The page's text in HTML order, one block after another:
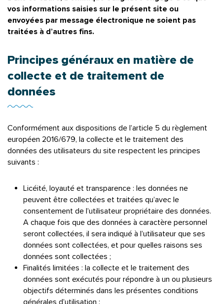
vos informations saisies sur le présent site ou
envoyées par message électronique ne soient pas
traitées à d’autres fins.
Principes généraux en matière de
collecte et de traitement de
données
Conformément aux dispositions de l’article 5 du règlement
européen 2016/679, la collecte et le traitement des
données des utilisateurs du site respectent les principes
suivants :
Licéité, loyauté et transparence : les données ne
peuvent être collectées et traitées qu’avec le
consentement de l’utilisateur propriétaire des données.
A chaque fois que des données à caractère personnel
seront collectées, il sera indiqué à l’utilisateur que ses
données sont collectées, et pour quelles raisons ses
données sont collectées ;
Finalités limitées : la collecte et le traitement des
données sont exécutés pour répondre à un ou plusieurs
objectifs déterminés dans les présentes conditions
générales d’utilisation ;